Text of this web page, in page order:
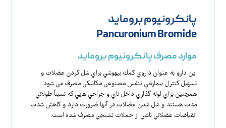
پانکرونیوم بروماید
Pancuronium Bromide
موارد مصرف پانکرونیوم بروماید
اين دارو به عنوان داروي كمك بيهوشي براي شل كردن عضلات و
تسهيل كنترل بيمارطي تنفس مصنوعي مكانيكي مصرف مي شود.
همچنين براي لوله گذاري داخل ناي و جراحي هايي كه نسبتاً طولاني
مدت هستند و شل شدن عضلات در آنها ضرورت دارد و كاهش شدت
انقباضات عضلاني ناشي از حملات تشنجي مصرف شده است.